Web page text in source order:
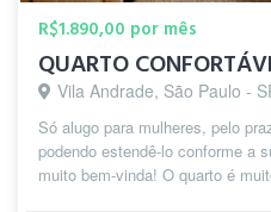
R$1.890,00 por mês
QUARTO
Vila Andrade, São Paulo -
Só alugo para mulheres, pelo
podendo estendê-lo conforme a
muito bem-vinda! O quarto é